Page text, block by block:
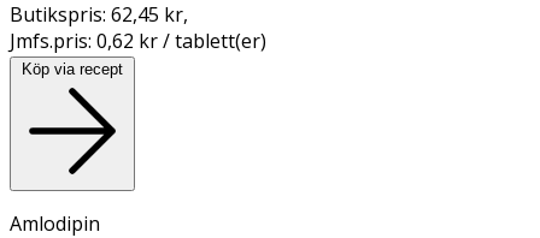
Butikspris: 62,45 kr,
Jmfs.pris: 0,62 kr / tablett(er)
Köp via recept
Amlodipin